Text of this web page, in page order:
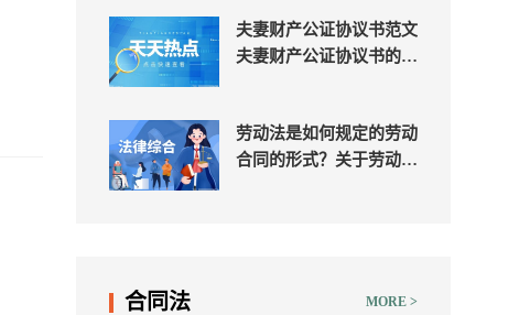
夫妻财产公证协议书范文
夫妻财产公证协议书的标
劳动法是如何规定的劳动
合同的形式？关于劳动合
MORE >
合同法